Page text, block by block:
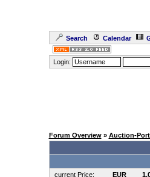
Search Calendar
Login:
Forum Overview» Auction-
current Price: EUR